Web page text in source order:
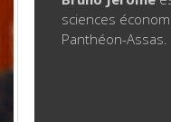
sciences
Panthéon-Assas.